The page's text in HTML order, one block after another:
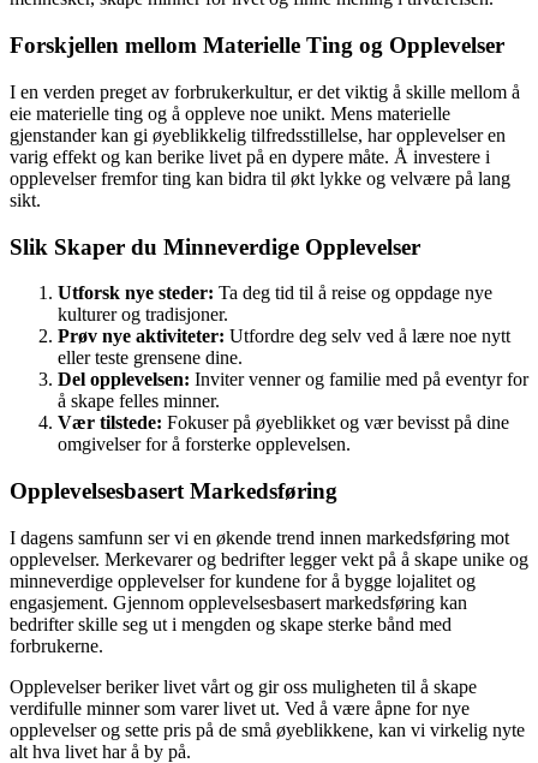
Forskjellen mellom Materielle Ting og Opplevelser
I en verden preget av forbrukerkultur, er det viktig å skille mellom å
eie materielle ting og å oppleve noe unikt. Mens materielle
gjenstander kan gi øyeblikkelig tilfredsstillelse, har opplevelser en
varig effekt og kan berike livet på en dypere måte. Å investere i
opplevelser fremfor ting kan bidra til økt lykke og velvære på lang
sikt.
Slik Skaper du Minneverdige Opplevelser
Utforsk nye steder: Ta deg tid til å reise og oppdage nye
kulturer og tradisjoner.
Prøv nye aktiviteter: Utfordre deg selv ved å lære noe nytt
eller teste grensene dine.
Del opplevelsen: Inviter venner og familie med på eventyr for
å skape felles minner.
Vær tilstede: Fokuser på øyeblikket og vær bevisst på dine
omgivelser for å forsterke opplevelsen.
Opplevelsesbasert Markedsføring
I dagens samfunn ser vi en økende trend innen markedsføring mot
opplevelser. Merkevarer og bedrifter legger vekt på å skape unike og
minneverdige opplevelser for kundene for å bygge lojalitet og
engasjement. Gjennom opplevelsesbasert markedsføring kan
bedrifter skille seg ut i mengden og skape sterke bånd med
forbrukerne.
Opplevelser beriker livet vårt og gir oss muligheten til å skape
verdifulle minner som varer livet ut. Ved å være åpne for nye
opplevelser og sette pris på de små øyeblikkene, kan vi virkelig nyte
alt hva livet har å by på.